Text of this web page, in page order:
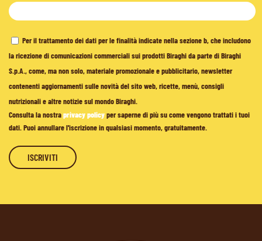
Per il trattamento dei dati per le finalità indicate nella sezione b, che includono
la ricezione di comunicazioni commerciali sui prodotti Biraghi da parte di Biraghi
S.p.A., come, ma non solo, materiale promozionale e pubblicitario, newsletter
contenenti aggiornamenti sulle novità del sito web, ricette, menù, consigli
nutrizionali e altre notizie sul mondo Biraghi.
Consulta la nostraprivacy policyper saperne di più su come vengono trattati i tuoi
dati. Puoi annullare l'iscrizione in qualsiasi momento, gratuitamente.